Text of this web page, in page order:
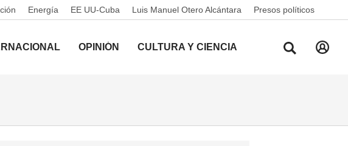
Energía EE UU-Cuba Luis Manuel Otero Alcántara Presos políticos
OPINIÓN CULTURA Y CIENCIA